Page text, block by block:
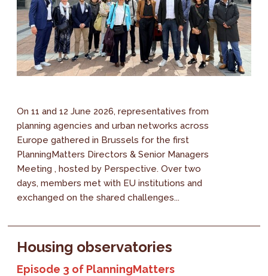
On 11 and 12 June 2026, representatives from
planning agencies and urban networks across
Europe gathered in Brussels for the first
PlanningMatters Directors & Senior Managers
Meeting , hosted by Perspective. Over two
days, members met with EU institutions and
exchanged on the shared challenges...
Housing observatories
Episode 3 of PlanningMatters